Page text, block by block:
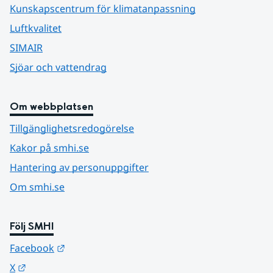
Kunskapscentrum för klimatanpassning
Luftkvalitet
SIMAIR
Sjöar och vattendrag
Om webbplatsen
Tillgänglighetsredogörelse
Kakor på smhi.se
Hantering av personuppgifter
Om smhi.se
Följ SMHI
Facebook
X